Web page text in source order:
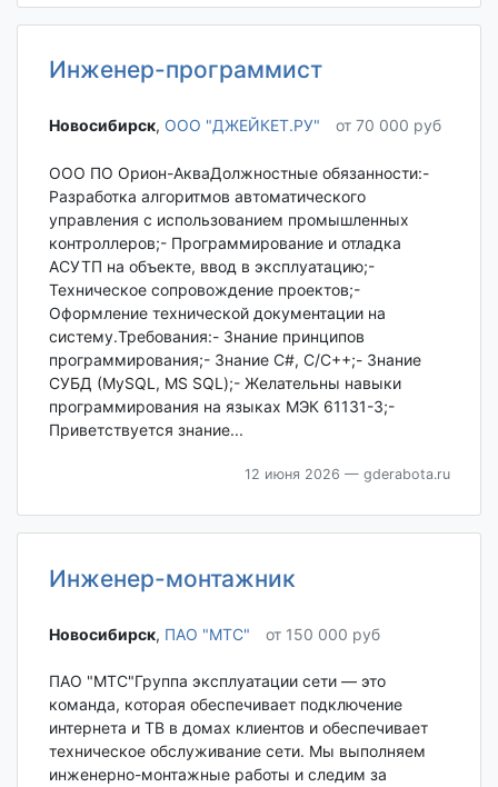
Инженер-программист
Новосибирск‎, ООО "ДЖЕЙКЕТ.РУ" от 70 000 руб
ООО ПО Орион-АкваДолжностные обязанности:-
Разработка алгоритмов автоматического
управления с использованием промышленных
контроллеров;- Программирование и отладка
АСУТП на объекте, ввод в эксплуатацию;-
Техническое сопровождение проектов;-
Оформление технической документации на
систему.Требования:- Знание принципов
программирования;- Знание C#, C/C++;- Знание
СУБД (MySQL, MS SQL);- Желательны навыки
программирования на языках МЭК 61131-3;-
Приветствуется знание...
12 июня 2026 — gderabota.ru
Инженер-монтажник
Новосибирск‎, ПАО "МТС" от 150 000 руб
ПАО "МТС"Группа эксплуатации сети — это
команда, которая обеспечивает подключение
интернета и TВ в домах клиентов и обеспечивает
техническое обслуживание сети. Мы выполняем
инженерно-монтажные работы и следим за